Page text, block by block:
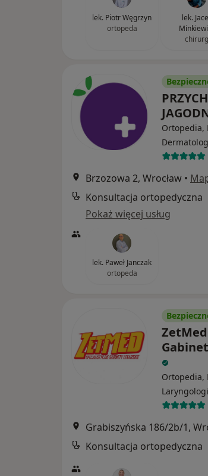
lek. Piotr Węgrzyn
ortopeda
lek.
chirurg
Ortopedia,
Brzozowa 2, Wrocław •
Konsultacja ortopedyczna
Pokaż więcej usług
lek. Paweł Janczak
ortopeda
Ortopedia,
Grabiszyńska 186/2b/1,
Konsultacja ortopedyczna